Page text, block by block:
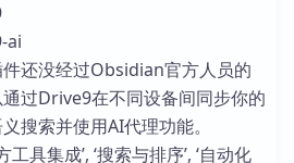
ai
还没经过Obsidian官方人员的
过Drive9在不同设备间同步你的
搜索并使用AI代理功能。
具集成’, ‘搜索与排序’, ‘自动化